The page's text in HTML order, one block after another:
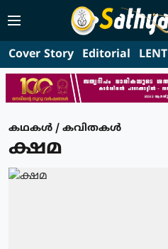
Cover Story Editorial LENT
കഥകള്‍ / കവിതകള്‍
ക്ഷമ